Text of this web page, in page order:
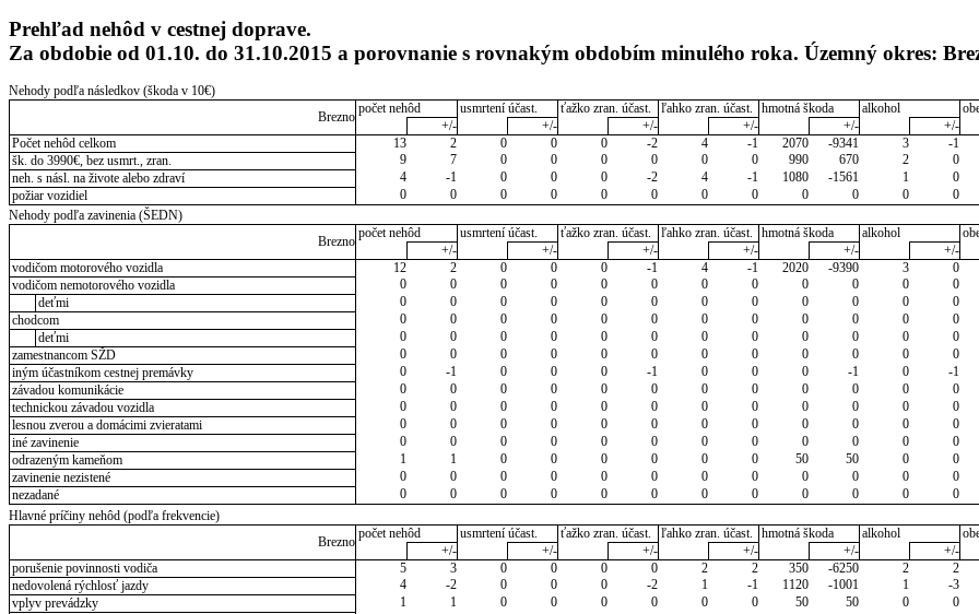
Prehľad nehôd v cestnej doprave.
Za obdobie od 01.10. do 31.10.2015 a porovnanie s rovnakým obdobím minulého roka. Územný okres:
Nehody podľa následkov (škoda v 10€)
Brezno
počet nehôd usmrtení účast. ťažko zran. účast. ľahko zran. účast. hmotná škoda alkohol
+/-
+/- +/- +/- +/- +/-
Počet nehôd celkom
13 2 0 0 0 -2 4 -1 2070 -9341 3 -1
šk. do 3990€, bez usmrt., zran.
9 7 0 0 0 0 0 0 990 670 2 0
neh. s násl. na živote alebo zdraví
4 -1 0 0 0 -2 4 -1 1080 -1561 1 0
požiar vozidiel
0 0 0 0 0 0 0 0 0 0 0 0
Nehody podľa zavinenia (ŠEDN)
Brezno
počet nehôd usmrtení účast. ťažko zran. účast. ľahko zran. účast. hmotná škoda alkohol
+/-
+/- +/- +/- +/- +/-
vodičom motorového vozidla
12 2 0 0 0 -1 4 -1 2020 -9390 3 0
vodičom nemotorového vozidla
0 0 0 0 0 0 0 0 0 0 0 0
deťmi
0 0 0 0 0 0 0 0 0 0 0 0
chodcom
0 0 0 0 0 0 0 0 0 0 0 0
deťmi
0 0 0 0 0 0 0 0 0 0 0 0
zamestnancom SŽD
0 0 0 0 0 0 0 0 0 0 0 0
iným účastníkom cestnej premávky
0 -1 0 0 0 -1 0 0 0 -1 0 -1
závadou komunikácie
0 0 0 0 0 0 0 0 0 0 0 0
technickou závadou vozidla
0 0 0 0 0 0 0 0 0 0 0 0
lesnou zverou a domácimi zvieratami
0 0 0 0 0 0 0 0 0 0 0 0
iné zavinenie
0 0 0 0 0 0 0 0 0 0 0 0
odrazeným kameňom
1 1 0 0 0 0 0 0 50 50 0 0
zavinenie nezistené
0 0 0 0 0 0 0 0 0 0 0 0
nezadané
0 0 0 0 0 0 0 0 0 0 0 0
Hlavné príčiny nehôd (podľa frekvencie)
Brezno
počet nehôd usmrtení účast. ťažko zran. účast. ľahko zran. účast. hmotná škoda alkohol
+/-
+/- +/- +/- +/- +/-
porušenie povinnosti vodiča
5 3 0 0 0 0 2 2 350 -6250 2 2
nedovolená rýchlosť jazdy
4 -2 0 0 0 -2 1 -1 1120 -1001 1 -3
vplyv prevádzky
1 1 0 0 0 0 0 0 50 50 0 0